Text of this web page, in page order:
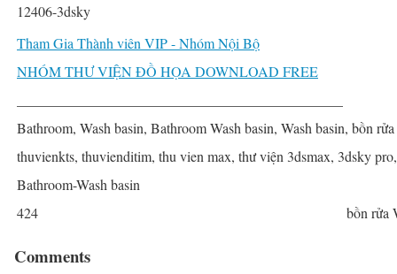
12406-3dsky
Tham Gia Thành viên VIP - Nhóm Nội Bộ
NHÓM THƯ VIỆN ĐỒ HỌA DOWNLOAD FREE
Bathroom, Wash basin, Bathroom Wash basin, Wash basin, bồn
thuvienkts, thuvienditim, thu vien max, thư viện 3dsmax, 3dsky
Bathroom-Wash basin
424
bồn rửa
Comments